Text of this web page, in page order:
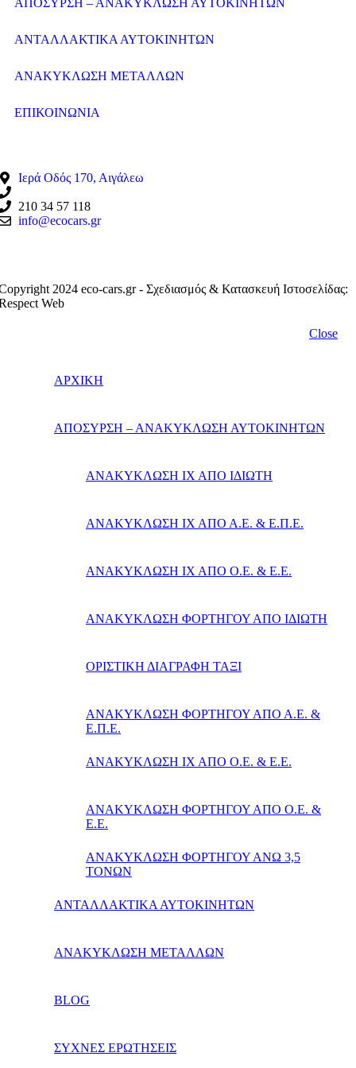
ΑΠΟΣΥΡΣΗ – ΑΝΑΚΥΚΛΩΣΗ ΑΥΤΟΚΙΝΗΤΩΝ
ΑΝΤΑΛΛΑΚΤΙΚΑ ΑΥΤΟΚΙΝΗΤΩΝ
ΑΝΑΚΥΚΛΩΣΗ ΜΕΤΑΛΛΩΝ
ΕΠΙΚΟΙΝΩΝΙΑ
Ιερά Οδός 170, Αιγάλεω
210 34 57 118
info@ecocars.gr
2024 eco-cars.gr - Σχεδιασμός & Κατασκευή Ιστοσελίδας:
Web
Close
ΑΡΧΙΚΗ
ΑΠΟΣΥΡΣΗ – ΑΝΑΚΥΚΛΩΣΗ ΑΥΤΟΚΙΝΗΤΩΝ
ΑΝΑΚΥΚΛΩΣΗ ΙΧ ΑΠΟ ΙΔΙΩΤΗ
ΑΝΑΚΥΚΛΩΣΗ ΙΧ ΑΠΟ Α.Ε. & Ε.Π.Ε.
ΑΝΑΚΥΚΛΩΣΗ ΙΧ ΑΠΟ Ο.Ε. & Ε.Ε.
ΑΝΑΚΥΚΛΩΣΗ ΦΟΡΤΗΓΟΥ ΑΠΟ ΙΔΙΩΤΗ
ΟΡΙΣΤΙΚΗ ΔΙΑΓΡΑΦΗ ΤΑΞΙ
ΑΝΑΚΥΚΛΩΣΗ ΦΟΡΤΗΓΟΥ ΑΠΟ Α.Ε. &
Ε.Π.Ε.
ΑΝΑΚΥΚΛΩΣΗ ΙΧ ΑΠΟ Ο.Ε. & Ε.Ε.
ΑΝΑΚΥΚΛΩΣΗ ΦΟΡΤΗΓΟΥ ΑΠΟ Ο.Ε. &
Ε.Ε.
ΑΝΑΚΥΚΛΩΣΗ ΦΟΡΤΗΓΟΥ ΑΝΩ 3,5
ΤΟΝΩΝ
ΑΝΤΑΛΛΑΚΤΙΚΑ ΑΥΤΟΚΙΝΗΤΩΝ
ΑΝΑΚΥΚΛΩΣΗ ΜΕΤΑΛΛΩΝ
BLOG
ΣΥΧΝΕΣ ΕΡΩΤΗΣΕΙΣ